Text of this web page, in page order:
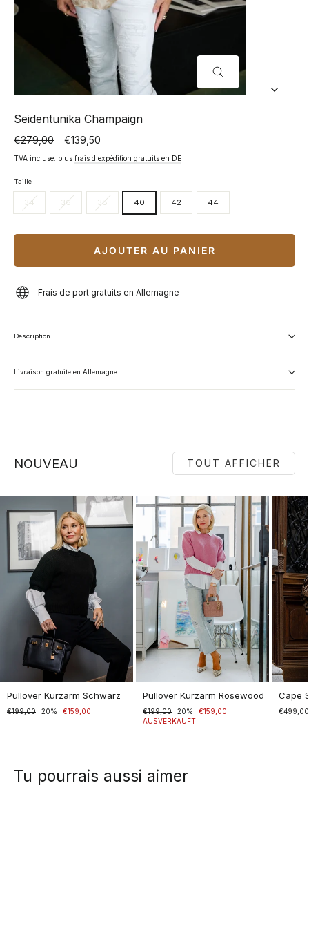
FERMER
(ESC)
Seidentunika Champaign
Prix
normal
€279,00
Prix
spécial
€139,50
TVA incluse. plus frais d'expédition gratuits en DE
Taille
34 36 38 40 42 44
AJOUTER AU PANIER
Frais de port gratuits en Allemagne
Description
Livraison gratuite en Allemagne
NOUVEAU TOUT AFFICHER
Pullover Kurzarm Schwarz
Normaler
€199,00
Sonderpreis20% €159,00
Pullover Kurzarm Rosewood
Normaler
Preis
€199,00
Sonderpreis20%
€159,00
AUSVERKAUFT
Cape
€499,00
Tu pourrais aussi aimer